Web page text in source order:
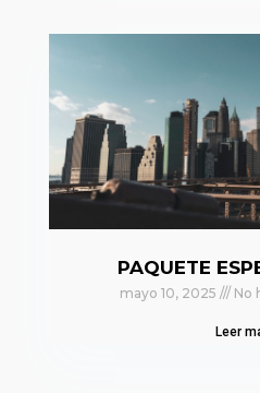
PAQUETE
mayo 10, 2025 No
Leer